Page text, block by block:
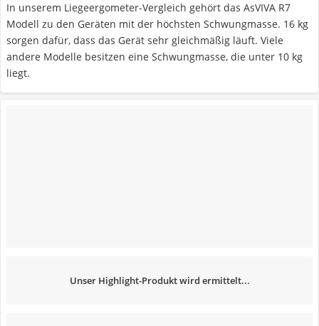
In unserem Liegeergometer-Vergleich gehört das AsVIVA R7
Modell zu den Geräten mit der höchsten Schwungmasse. 16 kg
sorgen dafür, dass das Gerät sehr gleichmäßig läuft. Viele
andere Modelle besitzen eine Schwungmasse, die unter 10 kg
liegt.
Unser Highlight-Produkt wird ermittelt...